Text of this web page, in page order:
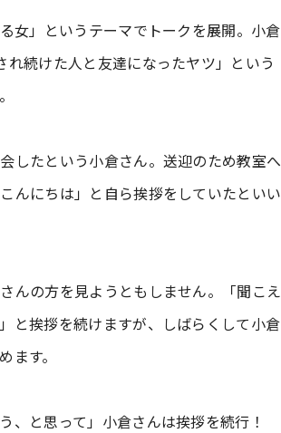
女」というテーマでトークを展開。小倉
続けた人と友達になったヤツ」という
したという小倉さん。送迎のため教室へ
んにちは」と自ら挨拶をしていたといい
んの方を見ようともしません。「聞こえ
と挨拶を続けますが、しばらくして小倉
す。
、と思って」小倉さんは挨拶を続行！